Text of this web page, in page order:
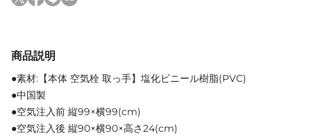
商品説明
●素材:【本体 空気栓 取っ手】塩化ビニール樹脂(PVC)
●中国製
●空気注入前 縦99×横99(cm)
●空気注入後 縦90×横90×高さ24(cm)